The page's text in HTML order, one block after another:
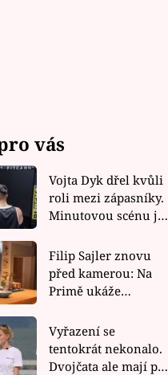
vás
Vojta Dyk dřel kvůli
roli mezi zápasníky.
Minutovou scénu jel
Filip Sajler znovu
před kamerou: Na
Primě ukáže
rychlé recepty
Vyřazení se
tentokrát nekonalo.
Dvojčata ale mají po